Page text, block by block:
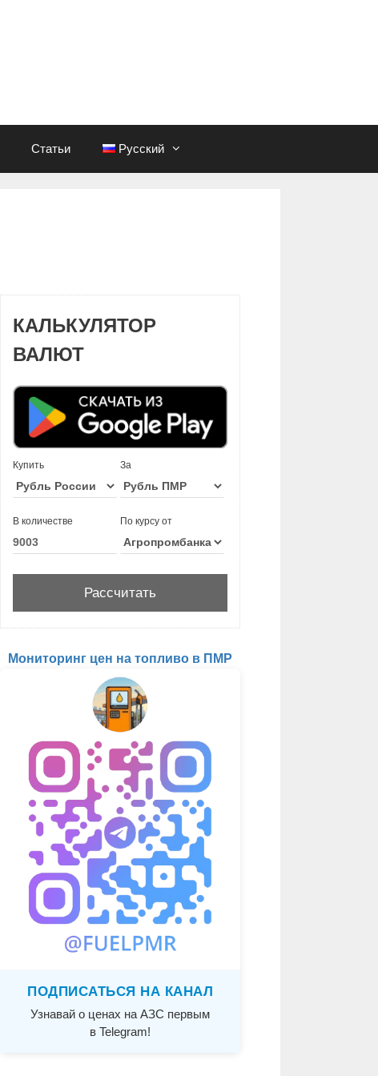
Статьи Русский
КАЛЬКУЛЯТОР
ВАЛЮТ
Купить За
В количестве По курсу от
Мониторинг цен на топливо в ПМР
ПОДПИСАТЬСЯ НА КАНАЛ
Узнавай о ценах на АЗС первым
в Telegram!